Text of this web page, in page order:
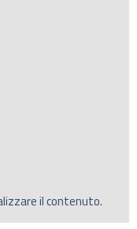
il contenuto.